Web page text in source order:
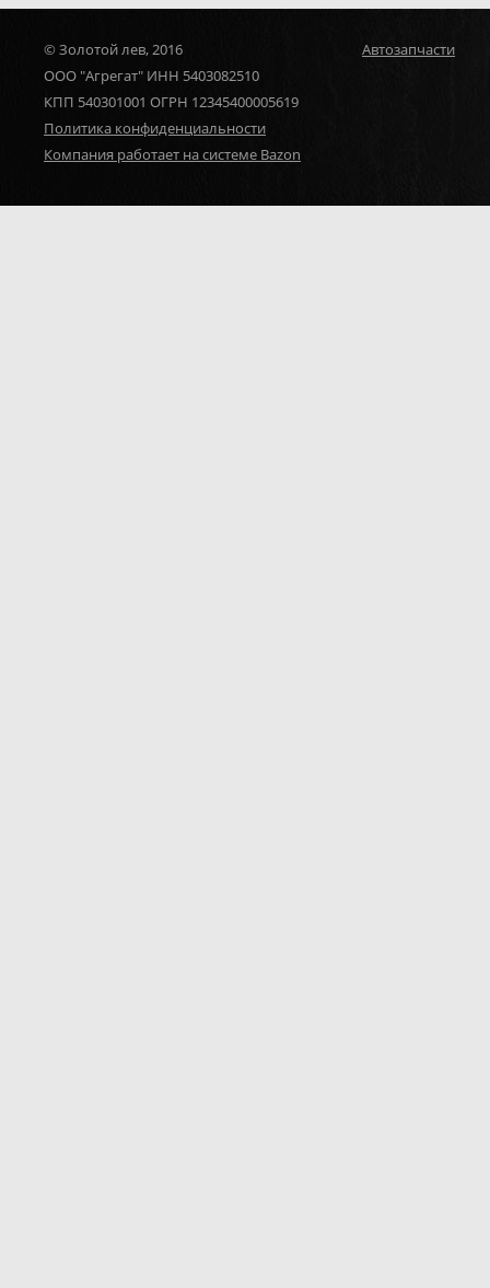
© Золотой лев, 2016
ООО "Агрегат" ИНН 5403082510
КПП 540301001 ОГРН 12345400005619
Политика конфиденциальности
Компания работает на системе Bazon
Автозапчасти